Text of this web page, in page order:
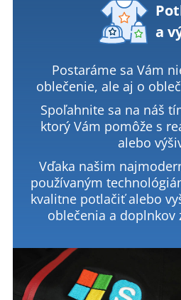
a
Postaráme sa Vám
oblečenie, ale aj o
Spoľahnite sa na náš
ktorý Vám pomôže s
alebo
Vďaka našim
používaným
kvalitne potlačiť alebo
oblečenia a doplnkov